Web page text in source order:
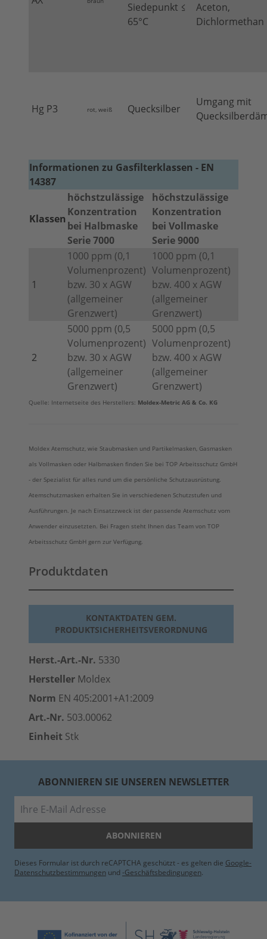
Siedepunkt ≤
65°C
Aceton,
Dichlormethan
Hg P3 rot, weiß Quecksilber
Umgang mit
Informationen zu Gasfilterklassen - EN
14387
Klassen
höchstzulässige
Konzentration
bei Halbmaske
Serie 7000
höchstzulässige
Konzentration
bei Vollmaske
Serie 9000
1
1000 ppm (0,1
Volumenprozent)
bzw. 30 x AGW
(allgemeiner
Grenzwert)
1000 ppm (0,1
Volumenprozent)
bzw. 400 x AGW
(allgemeiner
Grenzwert)
2
5000 ppm (0,5
Volumenprozent)
bzw. 30 x AGW
(allgemeiner
Grenzwert)
5000 ppm (0,5
Volumenprozent)
bzw. 400 x AGW
(allgemeiner
Grenzwert)
Quelle: Internetseite des Herstellers: Moldex-Metric AG & Co. KG
Moldex Atemschutz, wie Staubmasken und Partikelmasken, Gasmasken
als Vollmasken oder Halbmasken finden Sie bei TOP Arbeitsschutz GmbH
- der Spezialist für alles rund um die persönliche Schutzausrüstung.
Atemschutzmasken erhalten Sie in verschiedenen Schutzstufen und
Ausführungen. Je nach Einsatzzweck ist der passende Atemschutz vom
Anwender einzusetzten. Bei Fragen steht Ihnen das Team von TOP
Arbeitsschutz GmbH gern zur Verfügung.
Produktdaten
KONTAKTDATEN GEM.
PRODUKTSICHERHEITSVERORDNUNG
Herst.-Art.-Nr. 5330
Hersteller Moldex
Norm EN 405:2001+A1:2009
Art.-Nr. 503.00062
Einheit Stk
ABONNIEREN SIE UNSEREN NEWSLETTER
ABONNIEREN
Dieses Formular ist durch reCAPTCHA geschützt - es gelten die Google-
Datenschutzbestimmungen und -Geschäftsbedingungen.